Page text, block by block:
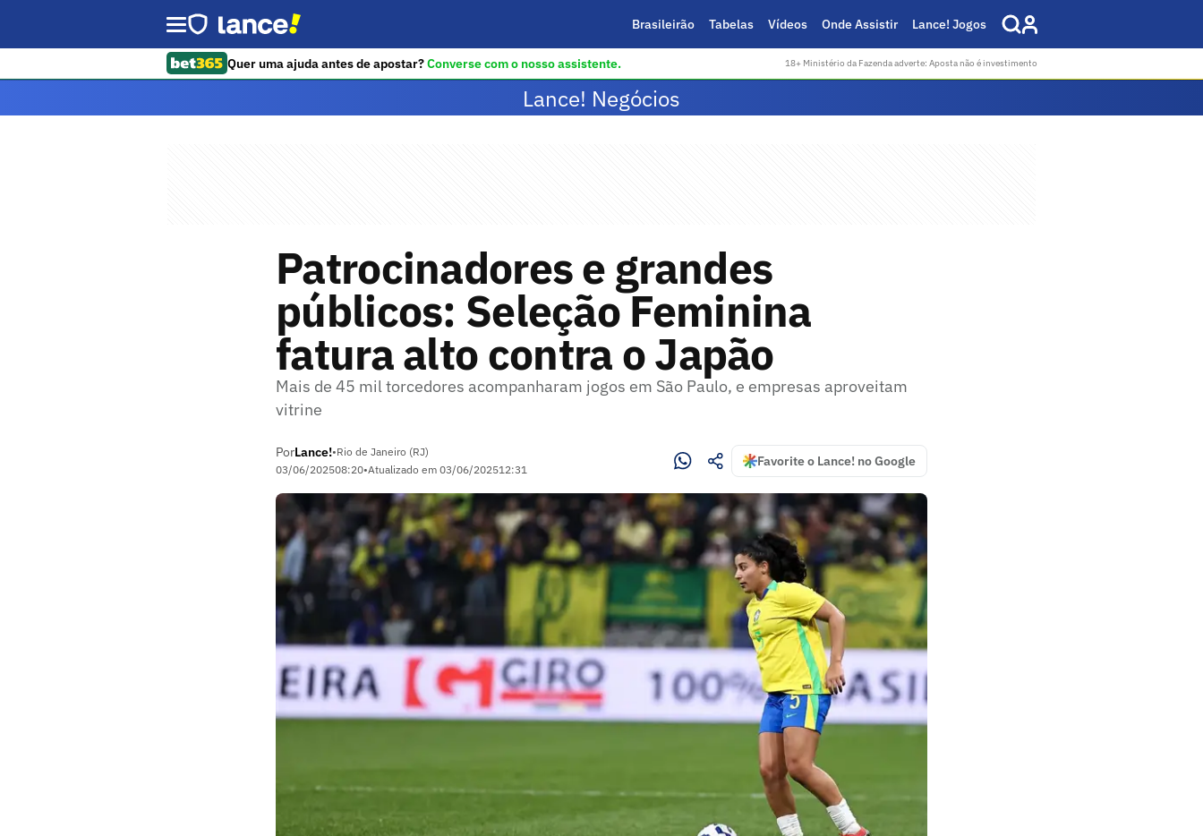
Brasileirão Tabelas Vídeos Onde Assistir Lance! Jogos
Quer uma ajuda antes de apostar?Converse com o nosso assistente. 18+ Ministério da Fazenda adverte: Aposta não é investimento
Lance! Negócios
Patrocinadores e grandes
públicos: Seleção Feminina
fatura alto contra o Japão
Mais de 45 mil torcedores acompanharam jogos em São Paulo, e empresas aproveitam
vitrine
PorLance!•Rio de Janeiro (RJ)
03/06/202508:20•Atualizado em 03/06/202512:31
Favorite o Lance! no Google